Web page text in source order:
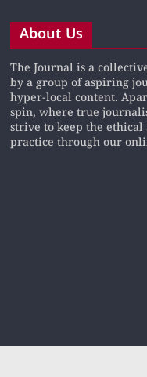
About Us
The Journal is a
by a group of aspiring
hyper-local content.
spin, where true
strive to keep the
practice through our